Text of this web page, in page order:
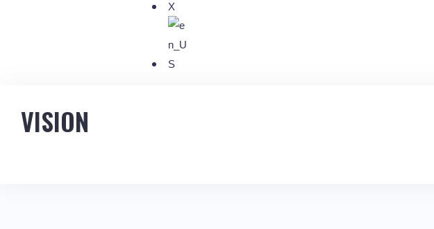
VISION